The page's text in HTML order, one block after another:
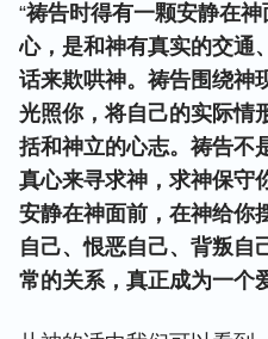
“祷告时得有一颗安静在
心，是和神有真实的交通
话来欺哄神。祷告围绕神
光照你，将自己的实际情
括和神立的心志。祷告不
真心来寻求神，求神保守
安静在神面前，在神给你
自己、恨恶自己、背叛自
常的关系，真正成为一个